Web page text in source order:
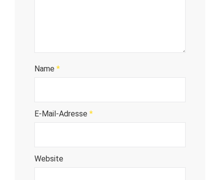
Name *
E-Mail-Adresse *
Website